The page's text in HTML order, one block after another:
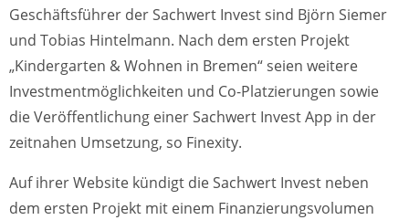
Geschäftsführer der Sachwert Invest sind Björn Siemer
und Tobias Hintelmann. Nach dem ersten Projekt
„Kindergarten & Wohnen in Bremen“ seien weitere
Investmentmöglichkeiten und Co-Platzierungen sowie
die Veröffentlichung einer Sachwert Invest App in der
zeitnahen Umsetzung, so Finexity.
Auf ihrer Website kündigt die Sachwert Invest neben
dem ersten Projekt mit einem Finanzierungsvolumen